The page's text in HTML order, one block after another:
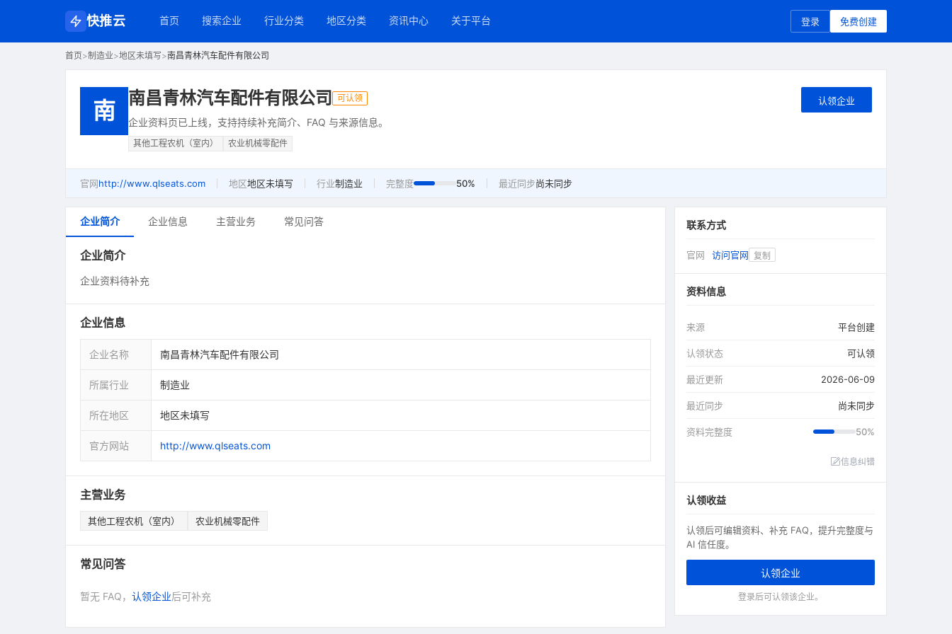
快推云 首页 搜索企业 行业分类 地区分类 资讯中心 关于平台 登录 免费创建
首页>制造业>地区未填写>南昌青林汽车配件有限公司
南 南昌青林汽车配件有限公司 可认领
企业资料页已上线，支持持续补充简介、FAQ 与来源信息。
其他工程农机（室内） 农业机械零配件
认领企业
官网http://www.qlseats.com 地区地区未填写 行业制造业 完整度 50% 最近同步尚未同步
企业简介 企业信息 主营业务 常见问答
企业简介
企业资料待补充
企业信息
企业名称 南昌青林汽车配件有限公司
所属行业 制造业
所在地区 地区未填写
官方网站 http://www.qlseats.com
主营业务
其他工程农机（室内） 农业机械零配件
常见问答
暂无 FAQ， 认领企业后可补充
联系方式
官网 访问官网 复制
资料信息
来源 平台创建
认领状态 可认领
最近更新 2026-06-09
最近同步 尚未同步
资料完整度 50%
信息纠错
认领收益
认领后可编辑资料、补充 FAQ，提升完整度与
AI 信任度。
认领企业
登录后可认领该企业。